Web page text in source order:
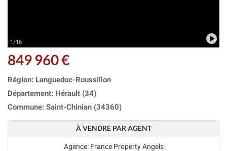
1/16 ·
849 960 €
Région: Languedoc-Roussillon
Département: Hérault (34)
Commune: Saint-Chinian (34360)
À VENDRE PAR AGENT
Agence: France Property Angels